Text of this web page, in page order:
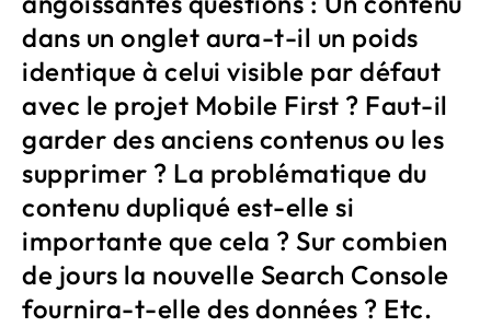
dans un onglet aura-t-il un poids
identique à celui visible par défaut
avec le projet Mobile First ? Faut-il
garder des anciens contenus ou les
supprimer ? La problématique du
contenu dupliqué est-elle si
importante que cela ? Sur combien
de jours la nouvelle Search Console
fournira-t-elle des données ? Etc.